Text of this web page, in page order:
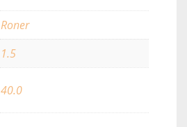
Roner
1.5
40.0